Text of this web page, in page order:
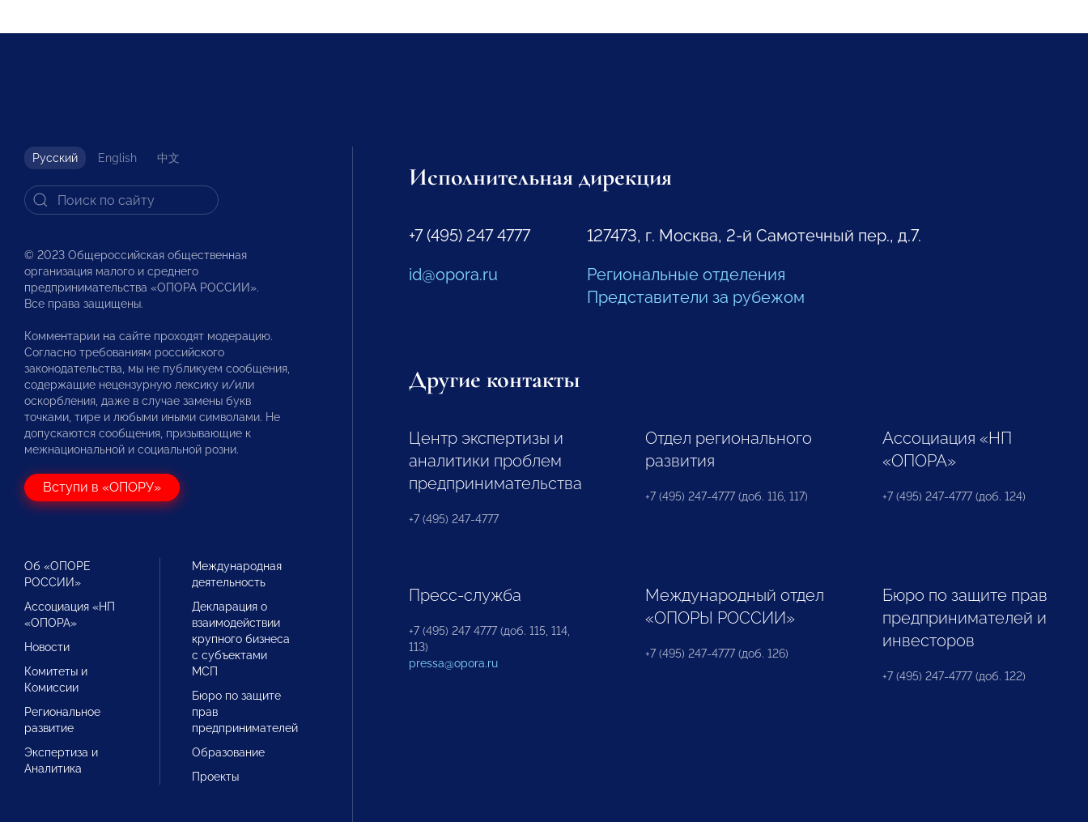
Русский English 中文
© 2023 Общероссийская общественная
организация малого и среднего
предпринимательства «ОПОРА РОССИИ».
Все права защищены.
Комментарии на сайте проходят модерацию.
Согласно требованиям российского
законодательства, мы не публикуем сообщения,
содержащие нецензурную лексику и/или
оскорбления, даже в случае замены букв
точками, тире и любыми иными символами. Не
допускаются сообщения, призывающие к
межнациональной и социальной розни.
Вступи в «ОПОРУ»
Об «ОПОРЕ
РОССИИ»
Ассоциация «НП
«ОПОРА»
Новости
Комитеты и
Комиссии
Региональное
развитие
Экспертиза и
Аналитика
Международная
деятельность
Декларация о
взаимодействии
крупного бизнеса
с субъектами
МСП
Бюро по защите
прав
предпринимателей
Образование
Проекты
Исполнительная дирекция
+7 (495) 247 4777
id@opora.ru
127473, г. Москва, 2-й Самотечный пер., д.7.
Региональные отделения
Представители за рубежом
Другие контакты
Центр экспертизы и
аналитики проблем
предпринимательства
+7 (495) 247-4777
Отдел регионального
развития
+7 (495) 247-4777 (доб. 116, 117)
Ассоциация «НП
«ОПОРА»
+7 (495) 247-4777 (доб. 124)
Пресс-служба
+7 (495) 247 4777 (доб. 115, 114,
113)
pressa@opora.ru
Международный отдел
«ОПОРЫ РОССИИ»
+7 (495) 247-4777 (доб. 126)
Бюро по защите прав
предпринимателей и
инвесторов
+7 (495) 247-4777 (доб. 122)